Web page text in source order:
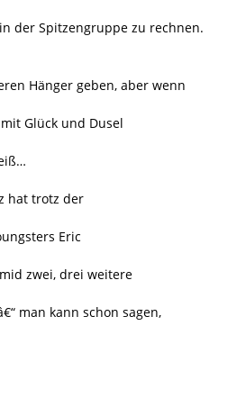
der Spitzengruppe zu rechnen.
Hänger geben, aber wenn
Glück und Dusel
hat trotz der
Eric
zwei, drei weitere
man kann schon sagen,